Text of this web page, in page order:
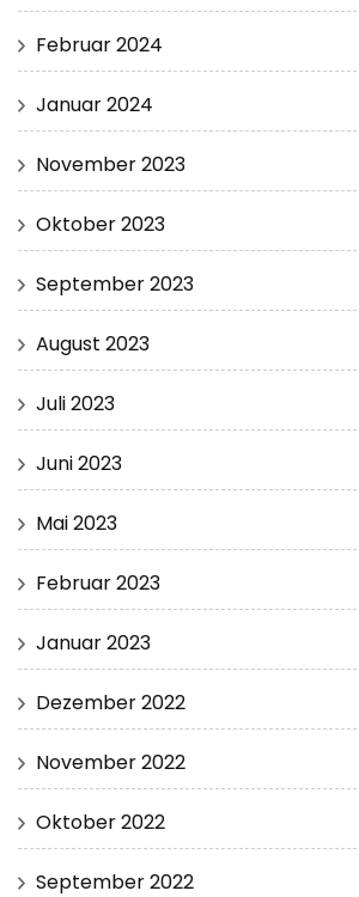
Februar 2024
Januar 2024
November 2023
Oktober 2023
September 2023
August 2023
Juli 2023
Juni 2023
Mai 2023
Februar 2023
Januar 2023
Dezember 2022
November 2022
Oktober 2022
September 2022